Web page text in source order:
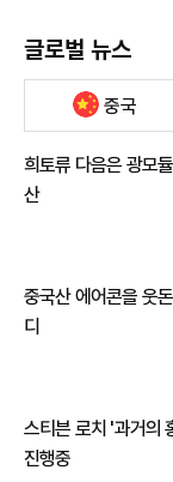
글로벌 뉴스
중국
희토류 다음은 광모
산
중국산 에어콘을 웃
디
스티븐 로치 '과거의
진행중